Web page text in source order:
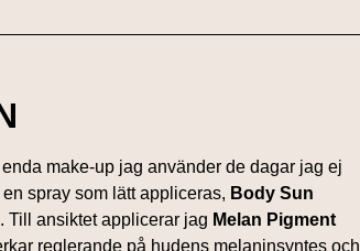
make-up jag använder de dagar jag ej
spray som lätt appliceras, Body Sun
Till ansiktet applicerar jag Melan Pigment
reglerande på hudens melaninsyntes och